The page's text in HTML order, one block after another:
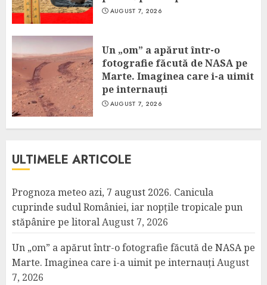
AUGUST 7, 2026
Un „om” a apărut într-o
fotografie făcută de NASA pe
Marte. Imaginea care i-a uimit
pe internauți
AUGUST 7, 2026
ULTIMELE ARTICOLE
Prognoza meteo azi, 7 august 2026. Canicula
cuprinde sudul României, iar nopțile tropicale pun
stăpânire pe litoralAugust 7, 2026
Un „om” a apărut într-o fotografie făcută de NASA pe
Marte. Imaginea care i-a uimit pe internauțiAugust
7, 2026